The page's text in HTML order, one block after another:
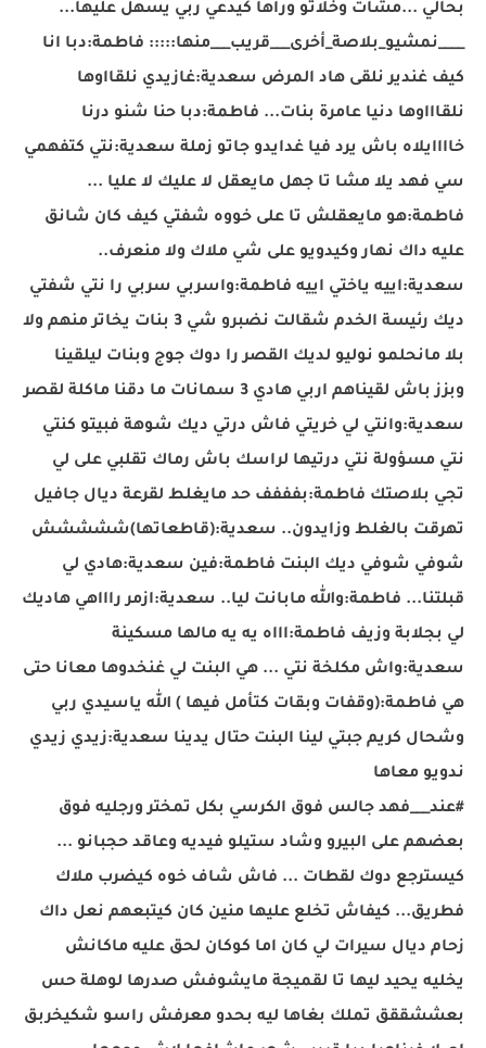
بحالي ...مشات وخلاتو وراها كيدعي ربي يسهل عليها...
____نمشيو_بلاصة_أخرى___قريب___منها::::: فاطمة:دبا انا
كيف غندير نلقى هاد المرض سعدية:غازيدي نلقااوها
نلقاااوها دنيا عامرة بنات... فاطمة:دبا حنا شنو درنا
خاااايلاه باش يرد فيا غدايدو جاتو زملة سعدية:نتي كتفهمي
سي فهد يلا مشا تا جهل مايعقل لا عليك لا عليا ...
فاطمة:هو مايعقلش تا على خووه شفتي كيف كان شانق
عليه داك نهار وكيدويو على شي ملاك ولا منعرف..
سعدية:اييه ياختي اييه فاطمة:واسربي سربي را نتي شفتي
ديك رئيسة الخدم شقالت نضبرو شي 3 بنات يخاتر منهم ولا
بلا مانحلمو نوليو لديك القصر را دوك جوج وبنات ليلقينا
وبزز باش لقيناهم اربي هادي 3 سمانات ما دقنا ماكلة لقصر
سعدية:وانتي لي خريتي فاش درتي ديك شوهة فبيتو كنتي
نتي مسؤولة نتي درتيها لراسك باش رماك تقلبي على لي
تجي بلاصتك فاطمة:بفففف حد مايغلط لقرعة ديال جافيل
تهرقت بالغلط وزايدون.. سعدية:(قاطعاتها)ششششش
شوفي شوفي ديك البنت فاطمة:فين سعدية:هادي لي
قبلتنا... فاطمة:والله مابانت ليا.. سعدية:ازمر راااهي هاديك
لي بجلابة وزيف فاطمة:اااه يه يه مالها مسكينة
سعدية:واش مكلخة نتي ... هي البنت لي غنخدوها معانا حتى
هي فاطمة:(وقفات وبقات كتأمل فيها ) الله ياسيدي ربي
وشحال كريم جبتي لينا البنت حتال يدينا سعدية:زيدي زيدي
ندويو معاها
#عند___فهد جالس فوق الكرسي بكل تمختر ورجليه فوق
بعضهم على البيرو وشاد ستيلو فيديه وعاقد حجبانو ...
كيسترجع دوك لقطات ... فاش شاف خوه كيضرب ملاك
فطريق... كيفاش تخلع عليها منين كان كيتبعهم نعل داك
زحام ديال سيرات لي كان اما كوكان لحق عليه ماكانش
يخليه يحيد ليها تا لقميجة مايشوفش صدرها لوهلة حس
بعششققق تملك بغاها ليه بحدو معرفش راسو شكيخربق